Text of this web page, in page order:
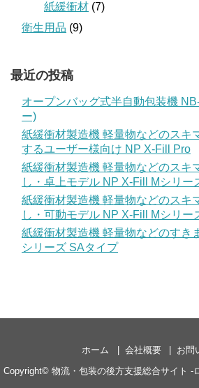
紙緩衝材 (7)
衛生用品 (9)
最近の投稿
オープンバッグ式半自動包装機
ー)
紙緩衝材製造機 軽量物などのスキ
するユーザー様向け NP X-Fill Pro
紙緩衝材製造機 軽量物などのスキ
し・卓上モデル NP X-Fill Mシリー
紙緩衝材製造機 軽量物などのスキ
し・可動モデル NP X-Fill Mシリー
紙緩衝材製造機 軽量物などのすき
シリーズ SAタイプ
ホーム 会社概要
お問
Copyright© 物流・包装の後方支援総合サイト -